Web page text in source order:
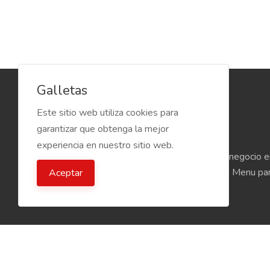
Menú Digital 100% Gratis para tu negocio
Cientos de negocios utilizan Kosari Menu
menús digitales.
Galletas
Este sitio web utiliza cookies para
garantizar que obtenga la mejor
experiencia en nuestro sitio web.
Aceptar